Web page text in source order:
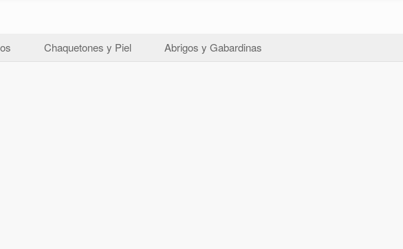
Chaquetones y Piel Abrigos y Gabardinas